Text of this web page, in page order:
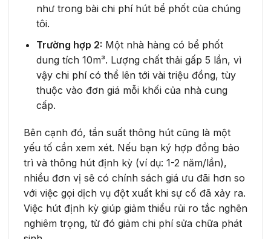
như trong bài chi phí hút bể phốt của chúng
tôi.
Trường hợp 2: Một nhà hàng có bể phốt
dung tích 10m³. Lượng chất thải gấp 5 lần, vì
vậy chi phí có thể lên tới vài triệu đồng, tùy
thuộc vào đơn giá mỗi khối của nhà cung
cấp.
Bên cạnh đó, tần suất thông hút cũng là một
yếu tố cần xem xét. Nếu bạn ký hợp đồng bảo
trì và thông hút định kỳ (ví dụ: 1-2 năm/lần),
nhiều đơn vị sẽ có chính sách giá ưu đãi hơn so
với việc gọi dịch vụ đột xuất khi sự cố đã xảy ra.
Việc hút định kỳ giúp giảm thiểu rủi ro tắc nghẽn
nghiêm trọng, từ đó giảm chi phí sửa chữa phát